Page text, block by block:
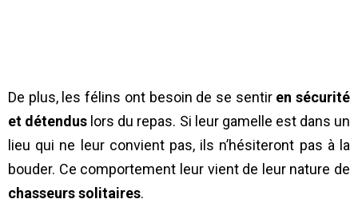
De plus, les félins ont besoin de se sentir en sécurité
et détendus lors du repas. Si leur gamelle est dans un
lieu qui ne leur convient pas, ils n’hésiteront pas à la
bouder. Ce comportement leur vient de leur nature de
chasseurs solitaires.